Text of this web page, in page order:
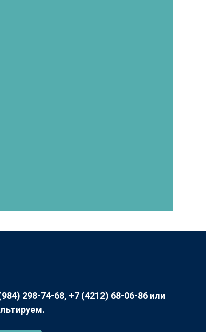
298-74-68, +7 (4212) 68-06-86 или